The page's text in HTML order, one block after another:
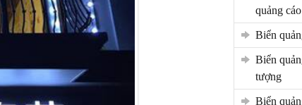
quảng
biển
biển quảng cáo ngoài trời ấn
tượng
biển quảng cáo alu - quảng